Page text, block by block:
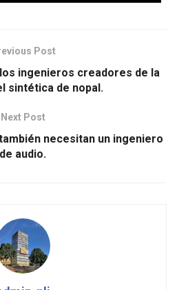
Post
ingenieros creadores de la
sintética de nopal.
Next Post
necesitan un ingeniero
de audio.